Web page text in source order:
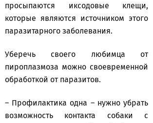
просыпаются иксодовые клещи,
которые являются источником этого
паразитарного заболевания.
Уберечь своего любимца от
пироплазмоза можно своевременной
обработкой от паразитов.
– Профилактика одна – нужно убрать
возможность контакта собаки с